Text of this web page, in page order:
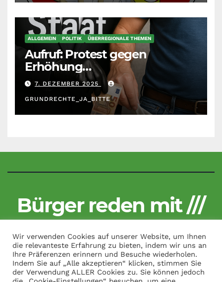
ALLGEMEIN POLITIK ÜBERREGIONALE THEMEN
Aufruf: Protest gegen
Erhöhung
Krankenkassenbeiträge
7. DEZEMBER 2025
GRUNDRECHTE_JA_BITTE
Bürger reden mit ///
Copyright by Bürger reden mit /// All Rights Reserved. |Theme:
Wir verwenden Cookies auf unserer Website, um Ihnen
die relevanteste Erfahrung zu bieten, indem wir uns an
Ihre Präferenzen erinnern und Besuche wiederholen.
Indem Sie auf „Alle akzeptieren“ klicken, stimmen Sie
der Verwendung ALLER Cookies zu. Sie können jedoch